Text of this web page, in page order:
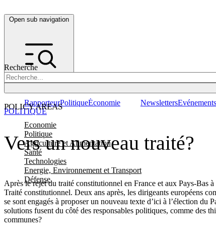
Open sub navigation
Recherche
POLICY AREAS
Economie
Politique
Agriculture et Alimentation
Santé
Technologies
Energie, Environnement et Transport
Défense
RapporteurPolitiqueÉconomie NewslettersEvénements
Vers un nouveau traité?
Après le rejet du traité constitutionnel en France et aux Pays-Bas
Traité constitutionnel. Deux ans après, les dirigeants européens
se sont engagés à proposer un nouveau texte d’ici à l’élection
solutions fusent du côté des responsables politiques, comme des
communes?
POLITIQUE